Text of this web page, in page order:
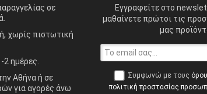
σε
χωρίς πιστωτική
ημέρες.
Αθήνα ή σε
για αγορές άνω
Εγγραφείτε στο
μαθαίνετε πρώτοι τις
μας
Συμφωνώ με τους
πολιτική προστασίας